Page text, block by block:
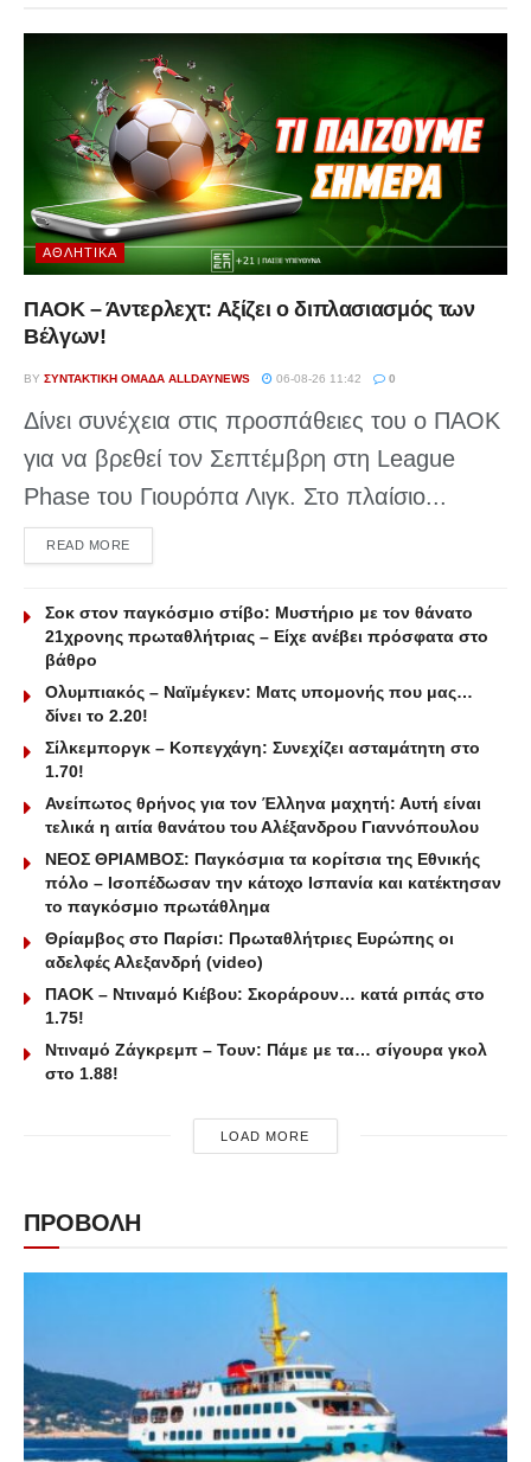
ΑΘΛΗΤΙΚΆ
ΠΑΟΚ – Άντερλεχτ: Αξίζει ο διπλασιασμός των
Βέλγων!
BY ΣΥΝΤΑΚΤΙΚΉ ΟΜΆΔΑ ALLDAYNEWS 06-08-26 11:42 0
Δίνει συνέχεια στις προσπάθειες του ο ΠΑΟΚ
για να βρεθεί τον Σεπτέμβρη στη League
Phase του Γιουρόπα Λιγκ. Στο πλαίσιο...
READ MOREDETAILS
Σοκ στον παγκόσμιο στίβο: Μυστήριο με τον θάνατο
21χρονης πρωταθλήτριας – Είχε ανέβει πρόσφατα στο
βάθρο
Ολυμπιακός – Ναϊμέγκεν: Ματς υπομονής που μας…
δίνει το 2.20!
Σίλκεμποργκ – Κοπεγχάγη: Συνεχίζει ασταμάτητη στο
1.70!
Ανείπωτος θρήνος για τον Έλληνα μαχητή: Αυτή είναι
τελικά η αιτία θανάτου του Αλέξανδρου Γιαννόπουλου
ΝΕΟΣ ΘΡΙΑΜΒΟΣ: Παγκόσμια τα κορίτσια της Εθνικής
πόλο – Ισοπέδωσαν την κάτοχο Ισπανία και κατέκτησαν
το παγκόσμιο πρωτάθλημα
Θρίαμβος στο Παρίσι: Πρωταθλήτριες Ευρώπης οι
αδελφές Αλεξανδρή (video)
ΠΑΟΚ – Ντιναμό Κιέβου: Σκοράρουν… κατά ριπάς στο
1.75!
Ντιναμό Ζάγκρεμπ – Τουν: Πάμε με τα… σίγουρα γκολ
στο 1.88!
LOAD MORE
ΠΡΟΒΟΛΗ